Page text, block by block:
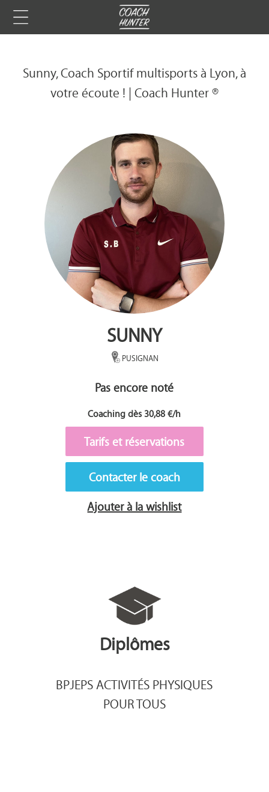
Sunny, Coach Sportif multisports à Lyon, à
votre écoute ! | Coach Hunter ®
SUNNY
PUSIGNAN
Pas encore noté
Coaching dès 30,88 €/h
Tarifs et réservations
Contacter le coach
Ajouter à la wishlist
Diplômes
BPJEPS ACTIVITÉS PHYSIQUES
POUR TOUS